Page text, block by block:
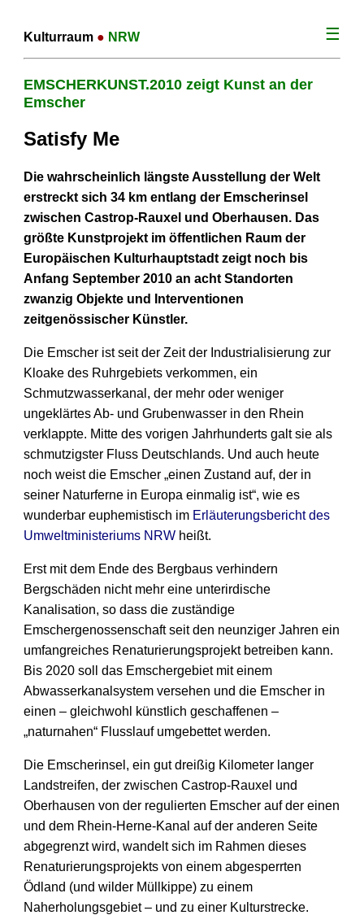
Kulturraum ● NRW ☰
EMSCHERKUNST.2010 zeigt Kunst an der
Emscher
Satisfy Me
Die wahrscheinlich längste Ausstellung der Welt
erstreckt sich 34 km entlang der Emscherinsel
zwischen Castrop-Rauxel und Oberhausen. Das
größte Kunstprojekt im öffentlichen Raum der
Europäischen Kulturhauptstadt zeigt noch bis
Anfang September 2010 an acht Standorten
zwanzig Objekte und Interventionen
zeitgenössischer Künstler.
Die Emscher ist seit der Zeit der Industrialisierung zur
Kloake des Ruhrgebiets verkommen, ein
Schmutzwasserkanal, der mehr oder weniger
ungeklärtes Ab- und Grubenwasser in den Rhein
verklappte. Mitte des vorigen Jahrhunderts galt sie als
schmutzigster Fluss Deutschlands. Und auch heute
noch weist die Emscher „einen Zustand auf, der in
seiner Naturferne in Europa einmalig ist“, wie es
wunderbar euphemistisch im Erläuterungsbericht des
Umweltministeriums NRWheißt.
Erst mit dem Ende des Bergbaus verhindern
Bergschäden nicht mehr eine unterirdische
Kanalisation, so dass die zuständige
Emschergenossenschaft seit den neunziger Jahren ein
umfangreiches Renaturierungsprojekt betreiben kann.
Bis 2020 soll das Emschergebiet mit einem
Abwasserkanalsystem versehen und die Emscher in
einen – gleichwohl künstlich geschaffenen –
„naturnahen“ Flusslauf umgebettet werden.
Die Emscherinsel, ein gut dreißig Kilometer langer
Landstreifen, der zwischen Castrop-Rauxel und
Oberhausen von der regulierten Emscher auf der einen
und dem Rhein-Herne-Kanal auf der anderen Seite
abgegrenzt wird, wandelt sich im Rahmen dieses
Renaturierungsprojekts von einem abgesperrten
Ödland (und wilder Müllkippe) zu einem
Naherholungsgebiet – und zu einer Kulturstrecke.